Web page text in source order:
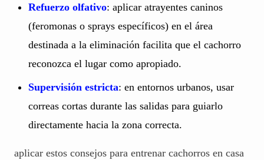
Refuerzo olfativo: aplicar atrayentes caninos
(feromonas o sprays específicos) en el área
destinada a la eliminación facilita que el cachorro
reconozca el lugar como apropiado.
Supervisión estricta: en entornos urbanos, usar
correas cortas durante las salidas para guiarlo
directamente hacia la zona correcta.
aplicar estos consejos para entrenar cachorros en casa